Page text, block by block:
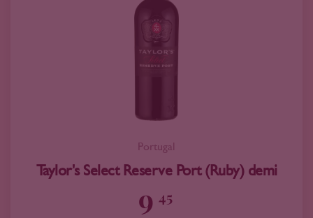
Portugal
Taylor's Select Reserve Port (Ruby) demi
9 45